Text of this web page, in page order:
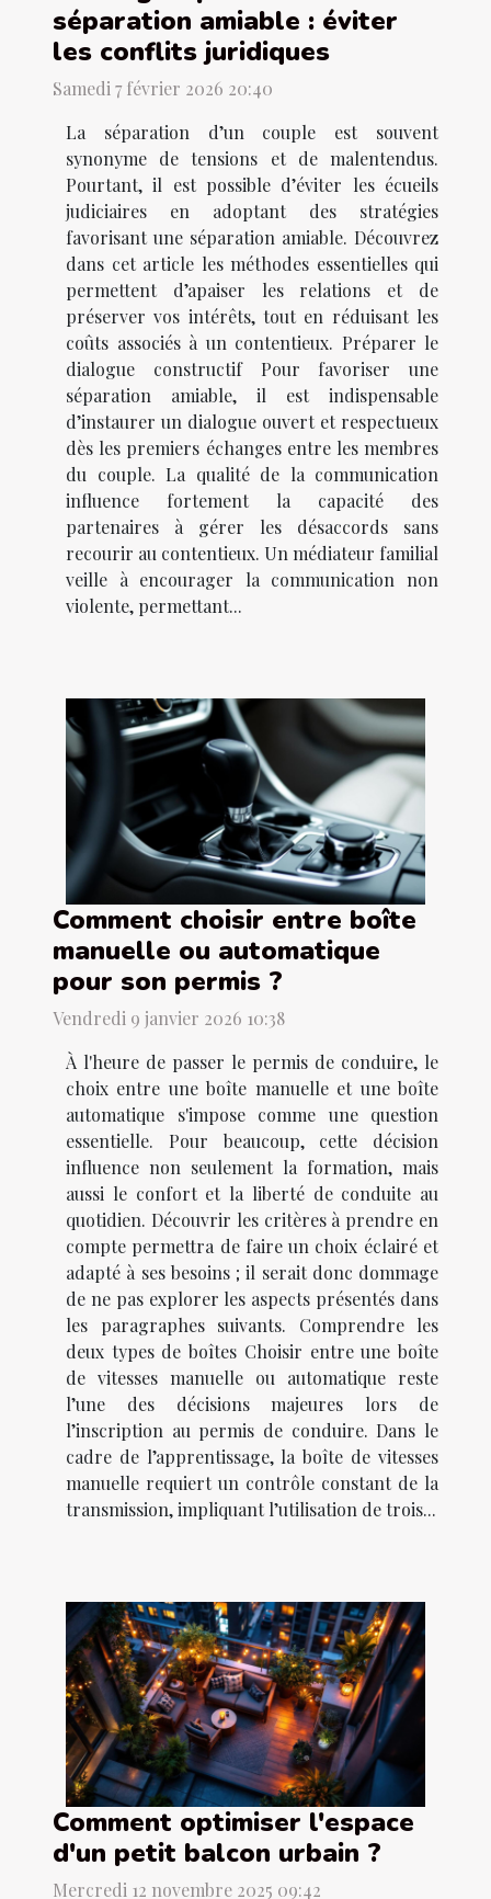
séparation amiable : éviter
les conflits juridiques
Samedi 7 février 2026 20:40
La séparation d’un couple est souvent
synonyme de tensions et de malentendus.
Pourtant, il est possible d’éviter les écueils
judiciaires en adoptant des stratégies
favorisant une séparation amiable. Découvrez
dans cet article les méthodes essentielles qui
permettent d’apaiser les relations et de
préserver vos intérêts, tout en réduisant les
coûts associés à un contentieux. Préparer le
dialogue constructif Pour favoriser une
séparation amiable, il est indispensable
d’instaurer un dialogue ouvert et respectueux
dès les premiers échanges entre les membres
du couple. La qualité de la communication
influence fortement la capacité des
partenaires à gérer les désaccords sans
recourir au contentieux. Un médiateur familial
veille à encourager la communication non
violente, permettant...
Comment choisir entre boîte
manuelle ou automatique
pour son permis ?
Vendredi 9 janvier 2026 10:38
À l'heure de passer le permis de conduire, le
choix entre une boîte manuelle et une boîte
automatique s'impose comme une question
essentielle. Pour beaucoup, cette décision
influence non seulement la formation, mais
aussi le confort et la liberté de conduite au
quotidien. Découvrir les critères à prendre en
compte permettra de faire un choix éclairé et
adapté à ses besoins ; il serait donc dommage
de ne pas explorer les aspects présentés dans
les paragraphes suivants. Comprendre les
deux types de boîtes Choisir entre une boîte
de vitesses manuelle ou automatique reste
l’une des décisions majeures lors de
l’inscription au permis de conduire. Dans le
cadre de l’apprentissage, la boîte de vitesses
manuelle requiert un contrôle constant de la
transmission, impliquant l’utilisation de trois...
Comment optimiser l'espace
d'un petit balcon urbain ?
Mercredi 12 novembre 2025 09:42